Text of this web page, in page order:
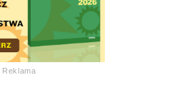
Reklama